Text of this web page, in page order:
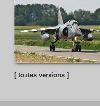
[ toutes versions ]